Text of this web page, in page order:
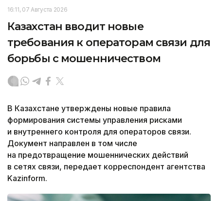
16:11, 07 Августа 2026
Казахстан вводит новые
требования к операторам связи для
борьбы с мошенничеством
В Казахстане утверждены новые правила
формирования системы управления рисками
и внутреннего контроля для операторов связи.
Документ направлен в том числе
на предотвращение мошеннических действий
в сетях связи, передает корреспондент агентства
Kazinform.